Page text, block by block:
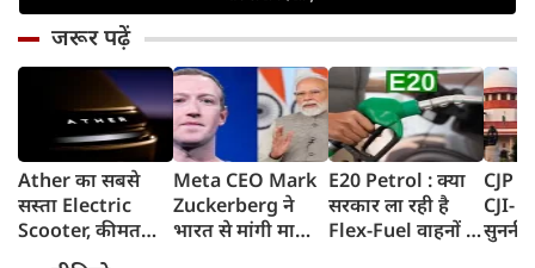
जरूर पढ़ें
Ather का सबसे
सस्ता Electric
Scooter, कीमत
Meta CEO Mark
Zuckerberg ने
भारत से मांगी माफी,
E20 Petrol : क्या
सरकार ला रही है
Flex-Fuel वाहनों के
CJP
CJI-
सुननी